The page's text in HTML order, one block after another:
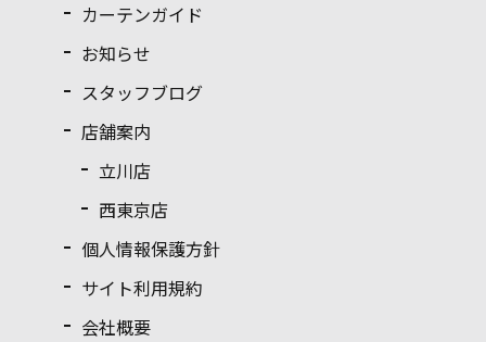
カーテンガイド
お知らせ
スタッフブログ
店舗案内
立川店
西東京店
個人情報保護方針
サイト利用規約
会社概要